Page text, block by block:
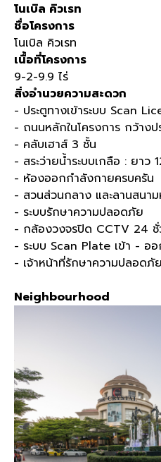
โนเบิล คิวเรท
ชื่อโครงการ
โนเบิล คิวเรท
เนื้อที่โครงการ
9-2-9.9 ไร่
สิ่งอำนวยความสะดวก
- ประตูทางเข้าระบบ Scan
- ถนนหลักในโครงการ กว้าง
- คลับเฮาส์ 3 ชั้น
- สระว่ายน้ำระบบเกลือ : ยาว
- ห้องออกกำลังกายครบครัน
- สวนส่วนกลาง และลานสนา
- ระบบรักษาความปลอดภัย
- กล้องวงจรปิด CCTV 24
- ระบบ Scan Plate เข้า - ออ
- เจ้าหน้าที่รักษาความปลอดภัย
Neighbourhood